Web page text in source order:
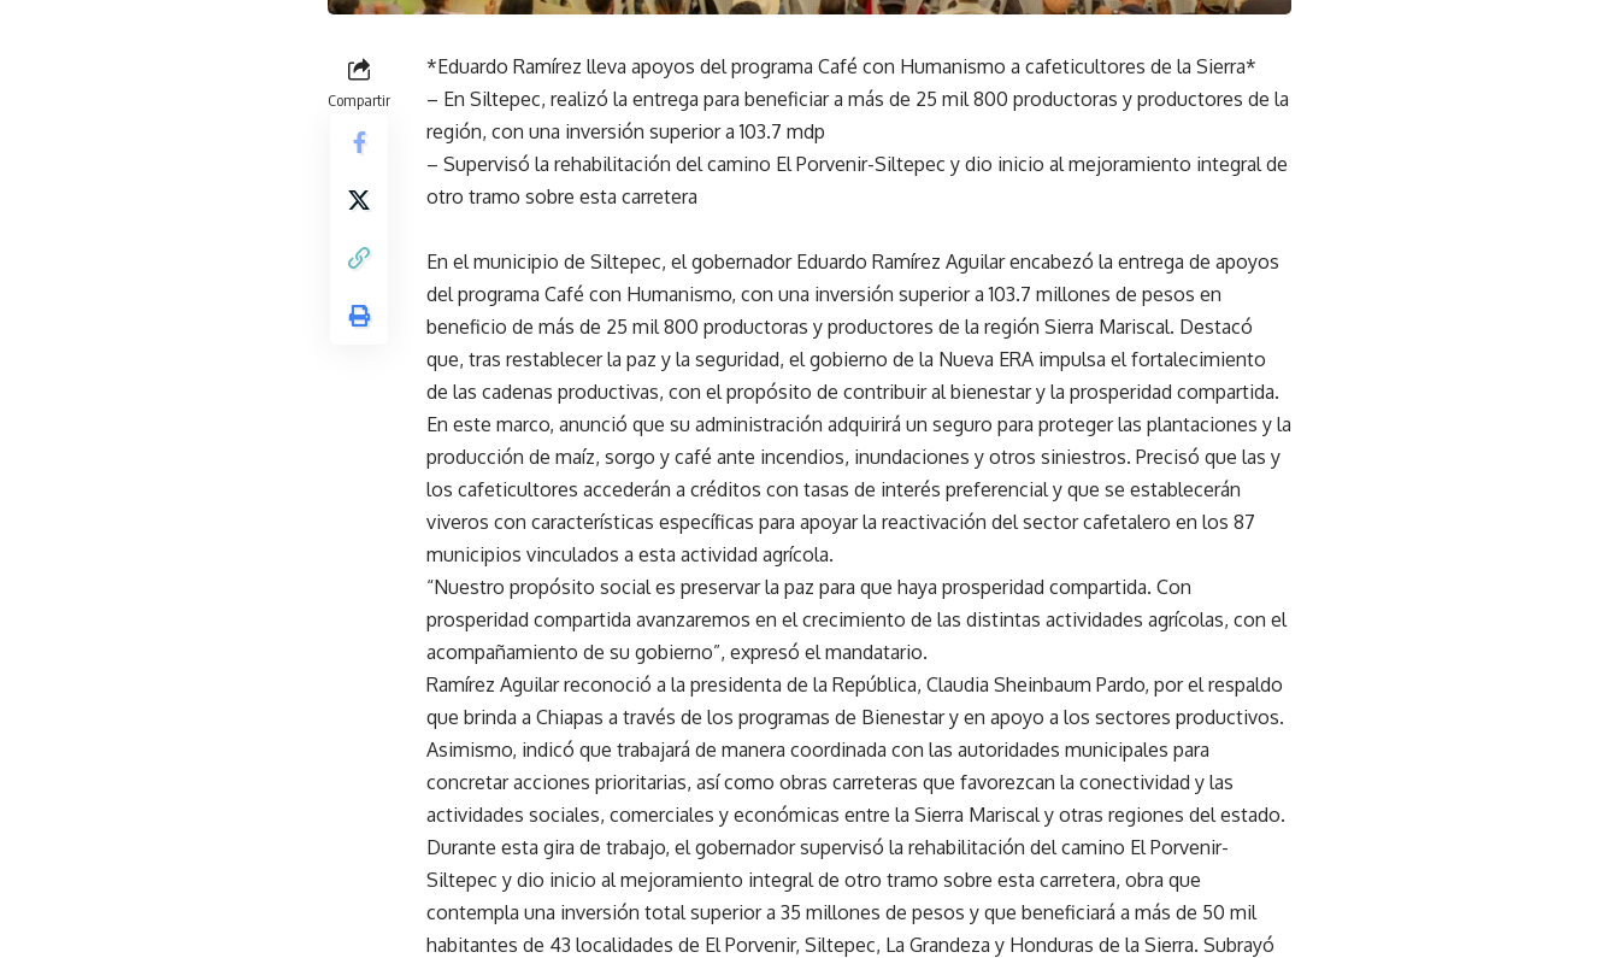
Compartir
*Eduardo Ramírez lleva apoyos del programa Café con Humanismo a cafeticultores de la Sierra*
– En Siltepec, realizó la entrega para beneficiar a más de 25 mil 800 productoras y productores de la
región, con una inversión superior a 103.7 mdp
– Supervisó la rehabilitación del camino El Porvenir-Siltepec y dio inicio al mejoramiento integral de
otro tramo sobre esta carretera
En el municipio de Siltepec, el gobernador Eduardo Ramírez Aguilar encabezó la entrega de apoyos
del programa Café con Humanismo, con una inversión superior a 103.7 millones de pesos en
beneficio de más de 25 mil 800 productoras y productores de la región Sierra Mariscal. Destacó
que, tras restablecer la paz y la seguridad, el gobierno de la Nueva ERA impulsa el fortalecimiento
de las cadenas productivas, con el propósito de contribuir al bienestar y la prosperidad compartida.
En este marco, anunció que su administración adquirirá un seguro para proteger las plantaciones y la
producción de maíz, sorgo y café ante incendios, inundaciones y otros siniestros. Precisó que las y
los cafeticultores accederán a créditos con tasas de interés preferencial y que se establecerán
viveros con características específicas para apoyar la reactivación del sector cafetalero en los 87
municipios vinculados a esta actividad agrícola.
“Nuestro propósito social es preservar la paz para que haya prosperidad compartida. Con
prosperidad compartida avanzaremos en el crecimiento de las distintas actividades agrícolas, con el
acompañamiento de su gobierno”, expresó el mandatario.
Ramírez Aguilar reconoció a la presidenta de la República, Claudia Sheinbaum Pardo, por el respaldo
que brinda a Chiapas a través de los programas de Bienestar y en apoyo a los sectores productivos.
Asimismo, indicó que trabajará de manera coordinada con las autoridades municipales para
concretar acciones prioritarias, así como obras carreteras que favorezcan la conectividad y las
actividades sociales, comerciales y económicas entre la Sierra Mariscal y otras regiones del estado.
Durante esta gira de trabajo, el gobernador supervisó la rehabilitación del camino El Porvenir-
Siltepec y dio inicio al mejoramiento integral de otro tramo sobre esta carretera, obra que
contempla una inversión total superior a 35 millones de pesos y que beneficiará a más de 50 mil
habitantes de 43 localidades de El Porvenir, Siltepec, La Grandeza y Honduras de la Sierra. Subrayó